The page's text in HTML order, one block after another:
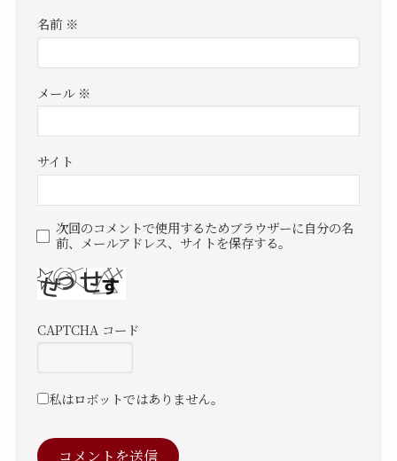
名前 ※
メール ※
サイト
次回のコメントで使用するためブラウザーに自分の名
前、メールアドレス、サイトを保存する。
CAPTCHA コード
私はロボットではありません。